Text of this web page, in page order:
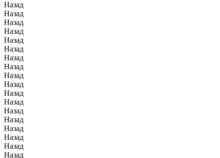
Назад
Назад
Назад
Назад
Назад
Назад
Назад
Назад
Назад
Назад
Назад
Назад
Назад
Назад
Назад
Назад
Назад
Назад